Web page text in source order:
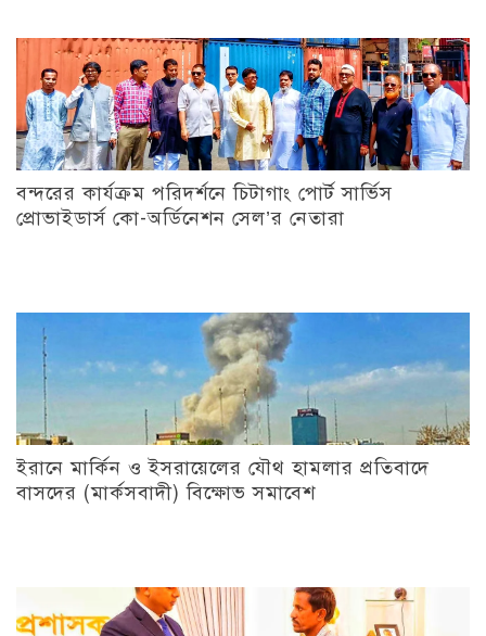
বন্দরের কার্যক্রম পরিদর্শনে চিটাগাং পোর্ট সার্ভিস
প্রোভাইডার্স কো-অর্ডিনেশন সেল’র নেতারা
ইরানে মার্কিন ও ইসরায়েলের যৌথ হামলার প্রতিবাদে
বাসদের (মার্কসবাদী) বিক্ষোভ সমাবেশ